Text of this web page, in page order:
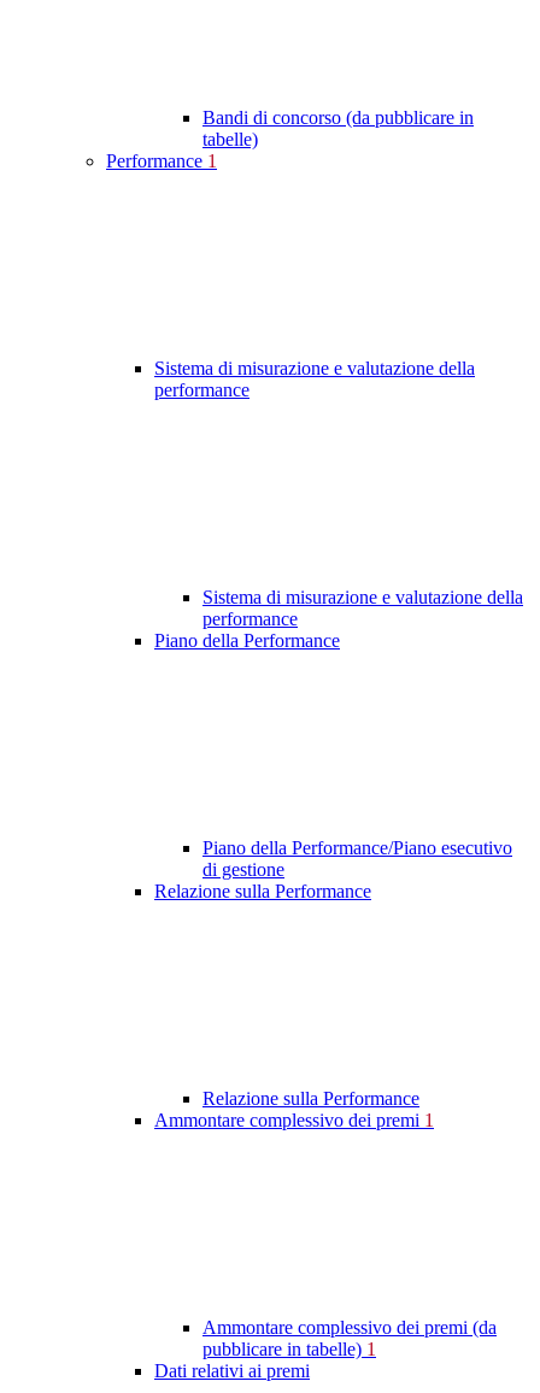
Bandi di concorso (da pubblicare in
tabelle)
Performance 1
Sistema di misurazione e valutazione della
performance
Sistema di misurazione e valutazione della
performance
Piano della Performance
Piano della Performance/Piano esecutivo
di gestione
Relazione sulla Performance
Relazione sulla Performance
Ammontare complessivo dei premi 1
Ammontare complessivo dei premi (da
pubblicare in tabelle) 1
Dati relativi ai premi